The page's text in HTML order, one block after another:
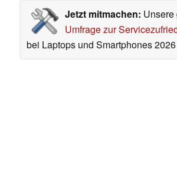
Jetzt mitmachen:
Umfrage zur
bei Laptops und Smartphones 2026